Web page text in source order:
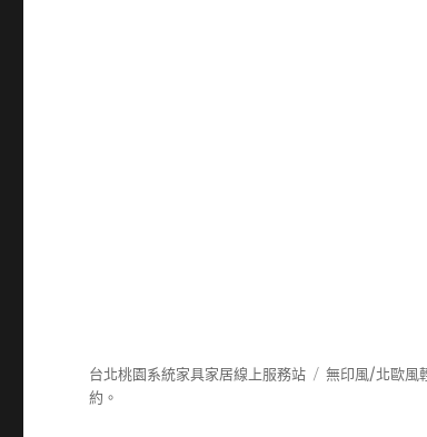
台北桃園系統家具家居線上服務站 無印風/北歐風
約。